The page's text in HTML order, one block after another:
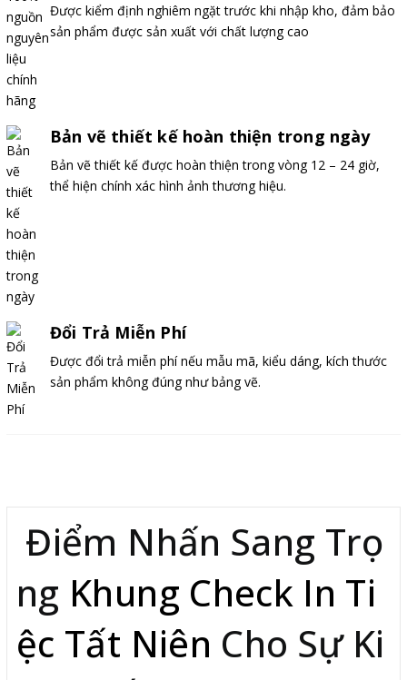
Được kiểm định nghiêm ngặt trước khi nhập kho, đảm bảo
sản phẩm được sản xuất với chất lượng cao
Bản vẽ thiết kế hoàn thiện trong ngày
Bản vẽ thiết kế được hoàn thiện trong vòng 12 – 24 giờ,
thể hiện chính xác hình ảnh thương hiệu.
Đổi Trả Miễn Phí
Được đổi trả miễn phí nếu mẫu mã, kiểu dáng, kích thước
sản phẩm không đúng như bảng vẽ.
Điểm Nhấn Sang Trọ
ng Khung Check In Ti
ệc Tất Niên Cho Sự Ki